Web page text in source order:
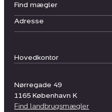
Hovedkontor
Nørregade 49
1165 København K
Find landbrugsmægler
Find mægler
Adresse